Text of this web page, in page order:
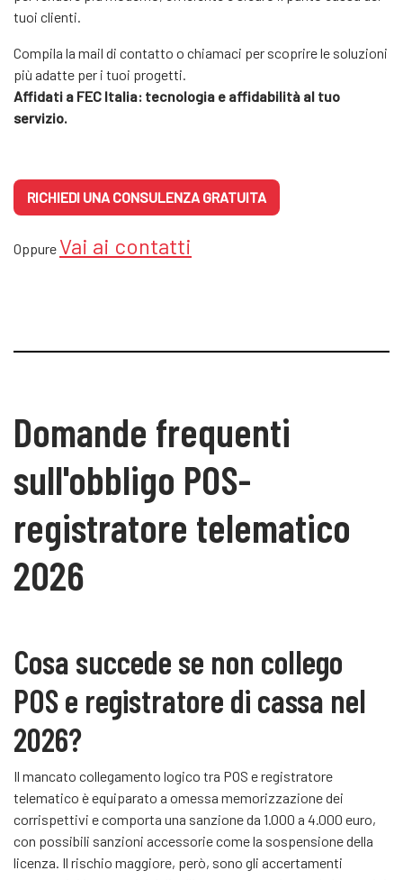
tuoi clienti.
Compila la mail di contatto o chiamaci per scoprire le soluzioni
più adatte per i tuoi progetti.
Affidati a FEC Italia: tecnologia e affidabilità al tuo
servizio.
RICHIEDI UNA CONSULENZA GRATUITA
Oppure Vai ai contatti
Domande frequenti
sull'obbligo POS-
registratore telematico
2026
Cosa succede se non collego
POS e registratore di cassa nel
2026?
Il mancato collegamento logico tra POS e registratore
telematico è equiparato a omessa memorizzazione dei
corrispettivi e comporta una sanzione da 1.000 a 4.000 euro,
con possibili sanzioni accessorie come la sospensione della
licenza. Il rischio maggiore, però, sono gli accertamenti